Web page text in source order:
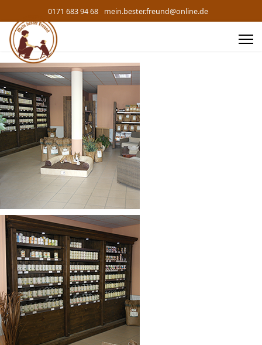
0171 683 94 68 mein.bester.freund@online.de